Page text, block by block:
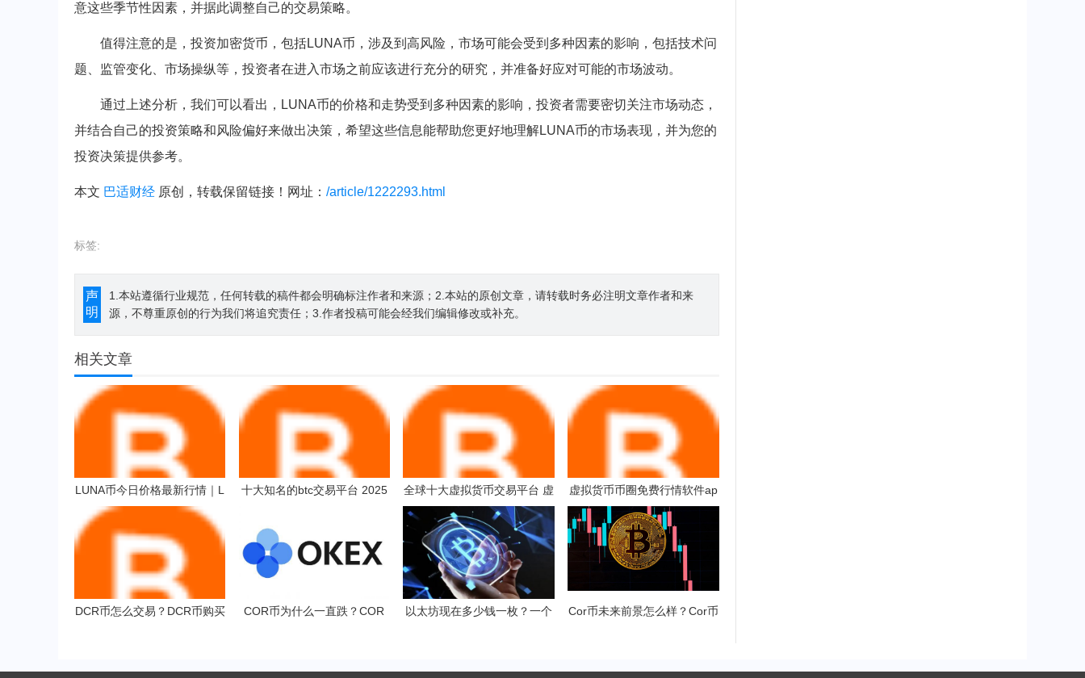
意这些季节性因素，并据此调整自己的交易策略。
值得注意的是，投资加密货币，包括LUNA币，涉及到高风险，市场可能会受到多种因素的影响，包括技术问
题、监管变化、市场操纵等，投资者在进入市场之前应该进行充分的研究，并准备好应对可能的市场波动。
通过上述分析，我们可以看出，LUNA币的价格和走势受到多种因素的影响，投资者需要密切关注市场动态，
并结合自己的投资策略和风险偏好来做出决策，希望这些信息能帮助您更好地理解LUNA币的市场表现，并为您的
投资决策提供参考。
本文 巴适财经 原创，转载保留链接！网址： /article/1222293.html
标签:
声
明
1.本站遵循行业规范，任何转载的稿件都会明确标注作者和来源；2.本站的原创文章，请转载时务必注明文章作者和来
源，不尊重原创的行为我们将追究责任；3.作者投稿可能会经我们编辑修改或补充。
相关文章
LUNA币今日价格最新行情｜L
UNA币实时行情｜LUNA币今
十大知名的btc交易平台 2025
全球十大虚拟货币交易平台 虚
拟货币一般用什么软件
虚拟货币币圈免费行情软件ap
p排行榜前10名 罗列币圈全球
十大币圈免费行情软件app
DCR币怎么交易？DCR币购买
COR币为什么一直跌？COR
以太坊现在多少钱一枚？一个
Cor币未来前景怎么样？Cor币